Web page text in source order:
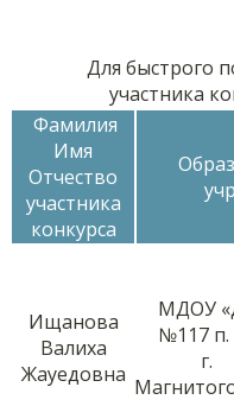
Для быстрого
участника
Фамилия
Имя
Отчество
участника
конкурса
Ищанова
Валиха
Жауедовна
МДОУ
№117 п.
г.